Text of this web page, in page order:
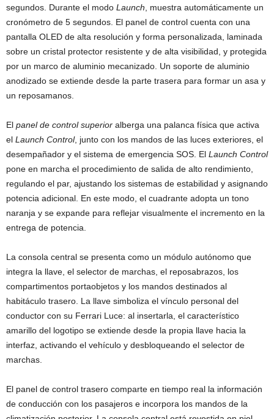
segundos. Durante el modo Launch , muestra automáticamente un
cronómetro de 5 segundos. El panel de control cuenta con una
pantalla OLED de alta resolución y forma personalizada, laminada
sobre un cristal protector resistente y de alta visibilidad, y protegida
por un marco de aluminio mecanizado. Un soporte de aluminio
anodizado se extiende desde la parte trasera para formar un asa y
un reposamanos.
El panel de control superior alberga una palanca física que activa
el Launch Control, junto con los mandos de las luces exteriores, el
desempañador y el sistema de emergencia SOS. El Launch Control
pone en marcha el procedimiento de salida de alto rendimiento,
regulando el par, ajustando los sistemas de estabilidad y asignando
potencia adicional. En este modo, el cuadrante adopta un tono
naranja y se expande para reflejar visualmente el incremento en la
entrega de potencia.
La consola central se presenta como un módulo autónomo que
integra la llave, el selector de marchas, el reposabrazos, los
compartimentos portaobjetos y los mandos destinados al
habitáculo trasero. La llave simboliza el vínculo personal del
conductor con su Ferrari Luce: al insertarla, el característico
amarillo del logotipo se extiende desde la propia llave hacia la
interfaz, activando el vehículo y desbloqueando el selector de
marchas.
El panel de control trasero comparte en tiempo real la información
de conducción con los pasajeros e incorpora los mandos de la